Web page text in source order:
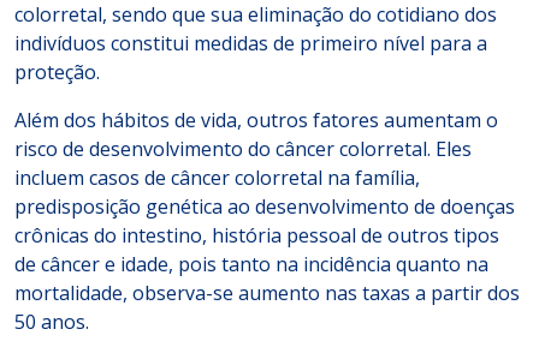
colorretal, sendo que sua eliminação do cotidiano dos
indivíduos constitui medidas de primeiro nível para a
proteção.
Além dos hábitos de vida, outros fatores aumentam o
risco de desenvolvimento do câncer colorretal. Eles
incluem casos de câncer colorretal na família,
predisposição genética ao desenvolvimento de doenças
crônicas do intestino, história pessoal de outros tipos
de câncer e idade, pois tanto na incidência quanto na
mortalidade, observa-se aumento nas taxas a partir dos
50 anos.